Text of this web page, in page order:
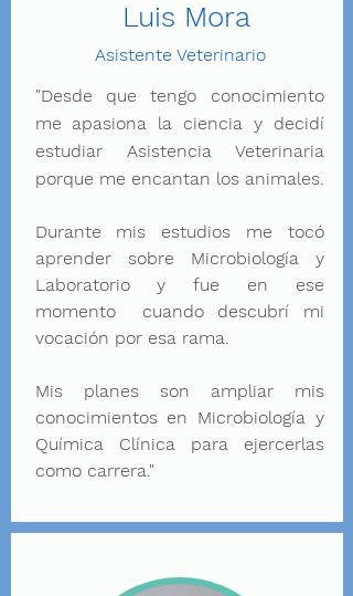
Luis Mora
Asistente Veterinario
"Desde que tengo conocimiento
me apasiona la ciencia y decidí
estudiar Asistencia Veterinaria
porque me encantan los animales.
Durante mis estudios me tocó
aprender sobre Microbiología y
Laboratorio y fue en ese
momento cuando descubrí mi
vocación por esa rama.
Mis planes son ampliar mis
conocimientos en Microbiología y
Química Clínica para ejercerlas
como carrera."